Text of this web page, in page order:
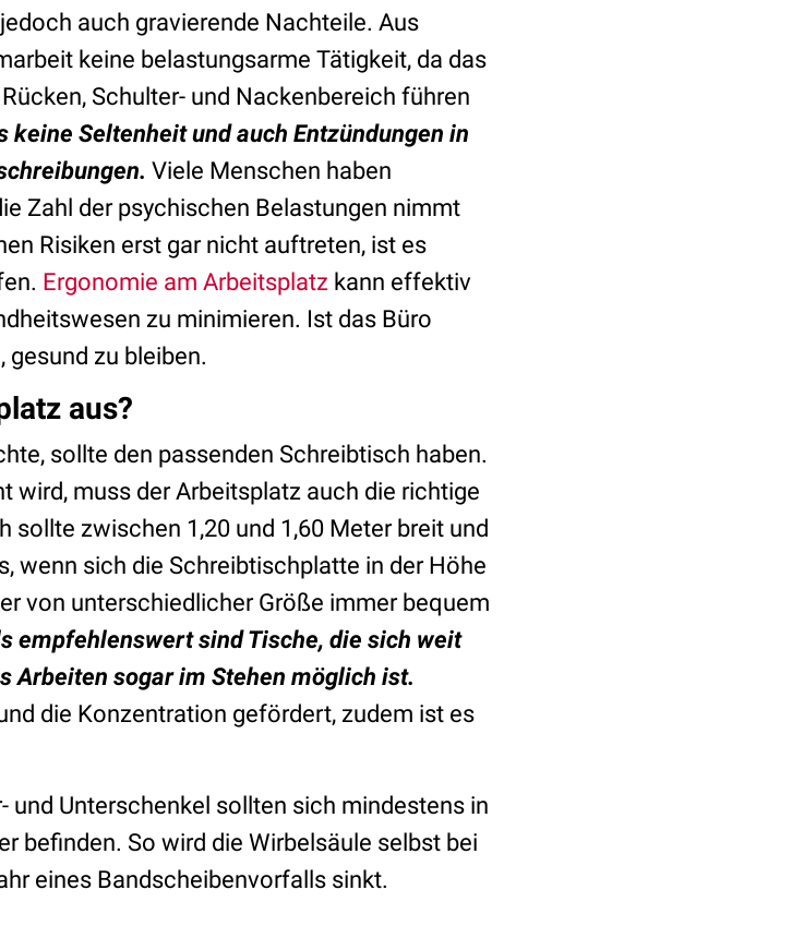
auch gravierende Nachteile. Aus
keine belastungsarme Tätigkeit, da das
Schulter- und Nackenbereich führen
Seltenheit und auch Entzündungen in
Viele Menschen haben
Zahl der psychischen Belastungen nimmt
Risiken erst gar nicht auftreten, ist es
Ergonomie am Arbeitsplatz kann effektiv
zu minimieren. Ist das Büro
zu bleiben.
aus?
sollte den passenden Schreibtisch haben.
wird, muss der Arbeitsplatz auch die richtige
sollte zwischen 1,20 und 1,60 Meter breit und
wenn sich die Schreibtischplatte in der Höhe
von unterschiedlicher Größe immer bequem
empfehlenswert sind Tische, die sich weit
Arbeiten sogar im Stehen möglich ist.
die Konzentration gefördert, zudem ist es
und Unterschenkel sollten sich mindestens in
befinden. So wird die Wirbelsäule selbst bei
eines Bandscheibenvorfalls sinkt.